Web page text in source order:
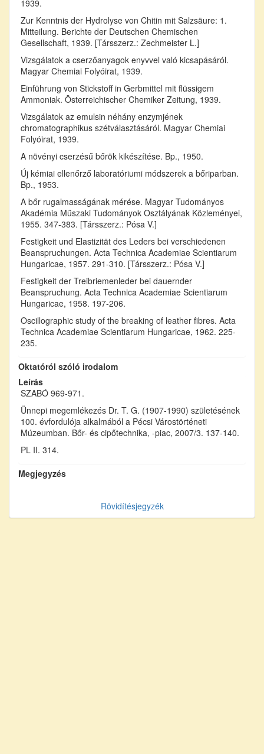
1939.
Zur Kenntnis der Hydrolyse von Chitin mit Salzsäure: 1.
Mitteilung. Berichte der Deutschen Chemischen
Gesellschaft, 1939. [Társszerz.: Zechmeister L.]
Vizsgálatok a cserzőanyagok enyvvel való kicsapásáról.
Magyar Chemiai Folyóirat, 1939.
Einführung von Stickstoff in Gerbmittel mit flüssigem
Ammoniak. Österreichischer Chemiker Zeitung, 1939.
Vizsgálatok az emulsin néhány enzymjének
chromatographikus szétválasztásáról. Magyar Chemiai
Folyóirat, 1939.
A növényi cserzésű bőrök kikészítése. Bp., 1950.
Új kémiai ellenőrző laboratóriumi módszerek a bőriparban.
Bp., 1953.
A bőr rugalmasságának mérése. Magyar Tudományos
Akadémia Műszaki Tudományok Osztályának Közleményei,
1955. 347-383. [Társszerz.: Pósa V.]
Festigkeit und Elastizität des Leders bei verschiedenen
Beanspruchungen. Acta Technica Academiae Scientiarum
Hungaricae, 1957. 291-310. [Társszerz.: Pósa V.]
Festigkeit der Treibriemenleder bei dauernder
Beanspruchung. Acta Technica Academiae Scientiarum
Hungaricae, 1958. 197-206.
Oscillographic study of the breaking of leather fibres. Acta
Technica Academiae Scientiarum Hungaricae, 1962. 225-
235.
Oktatóról szóló irodalom
Leírás
SZABÓ 969-971.
Ünnepi megemlékezés Dr. T. G. (1907-1990) születésének
100. évfordulója alkalmából a Pécsi Várostörténeti
Múzeumban. Bőr- és cipőtechnika, -piac, 2007/3. 137-140.
PL II. 314.
Megjegyzés
Rövidítésjegyzék